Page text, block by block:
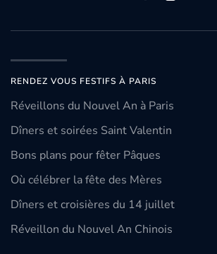
RENDEZ VOUS FESTIFS À PARIS
Réveillons du Nouvel An à Paris
Dîners et soirées Saint Valentin
Bons plans pour fêter Pâques
Où célébrer la fête des Mères
Dîners et croisières du 14 juillet
Réveillon du Nouvel An Chinois